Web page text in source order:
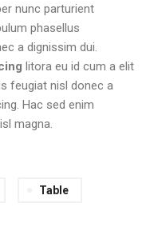
nunc parturient
phasellus
a dignissim dui.
litora eu id cum a elit
feugiat nisl donec a
Hac sed enim
magna.
Table